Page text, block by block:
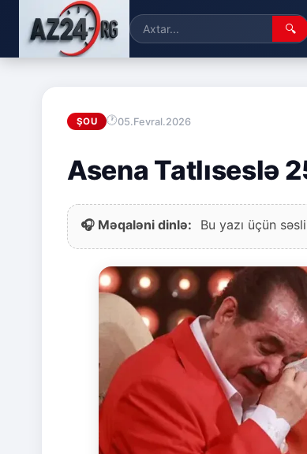
🔍
ŞOU 05.Fevral.2026
Asena Tatlıseslə
🎧 Məqaləni dinlə: Bu yazı üçün